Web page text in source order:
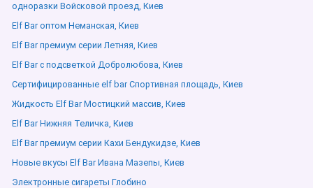
одноразки Войсковой проезд, Киев
Elf Bar оптом Неманская, Киев
Elf Bar премиум серии Летняя, Киев
Elf Bar с подсветкой Добролюбова, Киев
Сертифицированные elf bar Спортивная площадь, Киев
Жидкость Elf Bar Мостицкий массив, Киев
Elf Bar Нижняя Теличка, Киев
Elf Bar премиум серии Кахи Бендукидзе, Киев
Новые вкусы Elf Bar Ивана Мазепы, Киев
Электронные сигареты Глобино